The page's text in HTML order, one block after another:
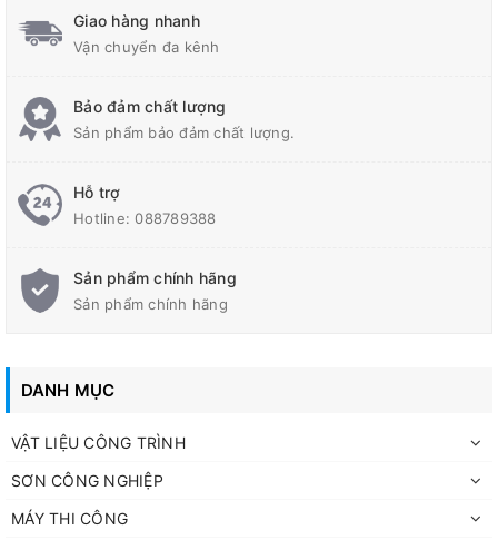
Neomax A108 là sản phẩm hợp chất chống thấm đàn hồi, được
công, sản phẩm này tạo thành lớp phủ đàn hồi, mềm dẻo, và
bám dính tuyệt vời trên nền vữa và bê tông.
Neomax A108 cũng có khả năng chống thuỷ phân và tia UV, là
như tường ngoài nhà, mái, sân thượng, bể bơi, và nhiều vị trí
khác.
Giao hàng nhanh
Vận chuyển đa kênh
Bảo đảm chất lượng
Sản phẩm bảo đảm chất lượng.
Hỗ trợ
Hotline:088789388
Sản phẩm chính hãng
Sản phẩm chính hãng
DANH MỤC
VẬT LIỆU CÔNG TRÌNH
SƠN CÔNG NGHIỆP
MÁY THI CÔNG